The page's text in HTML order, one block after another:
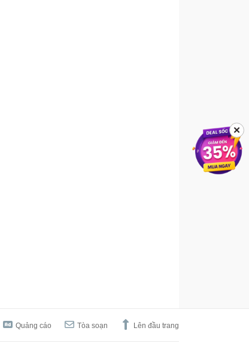
Quảng cáo Tòa soạn Lên đầu trang
✕